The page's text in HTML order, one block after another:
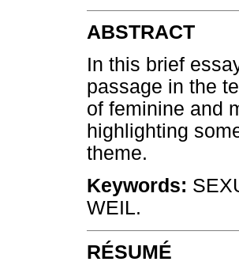
ABSTRACT
In this brief
passage in the
of feminine and
highlighting
theme.
Keywords:
WEIL.
RÉSUMÉ